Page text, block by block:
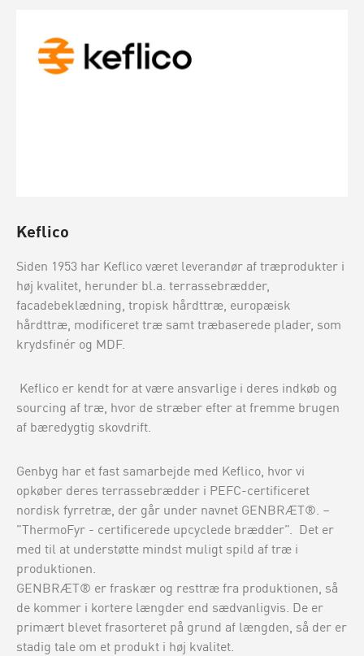
Keflico
Siden 1953 har Keflico været leverandør af træprodukter i
høj kvalitet, herunder bl.a. terrassebrædder,
facadebeklædning, tropisk hårdttræ, europæisk
hårdttræ, modificeret træ samt træbaserede plader, som
krydsfinér og MDF.
Keflico er kendt for at være ansvarlige i deres indkøb og
sourcing af træ, hvor de stræber efter at fremme brugen
af bæredygtig skovdrift.
Genbyg har et fast samarbejde med Keflico, hvor vi
opkøber deres terrassebrædder i PEFC-certificeret
nordisk fyrretræ, der går under navnet GENBRÆT®. –
”ThermoFyr - certificerede upcyclede brædder”. Det er
med til at understøtte mindst muligt spild af træ i
produktionen.
GENBRÆT® er fraskær og resttræ fra produktionen, så
de kommer i kortere længder end sædvanligvis. De er
primært blevet frasorteret på grund af længden, så der er
stadig tale om et produkt i høj kvalitet.